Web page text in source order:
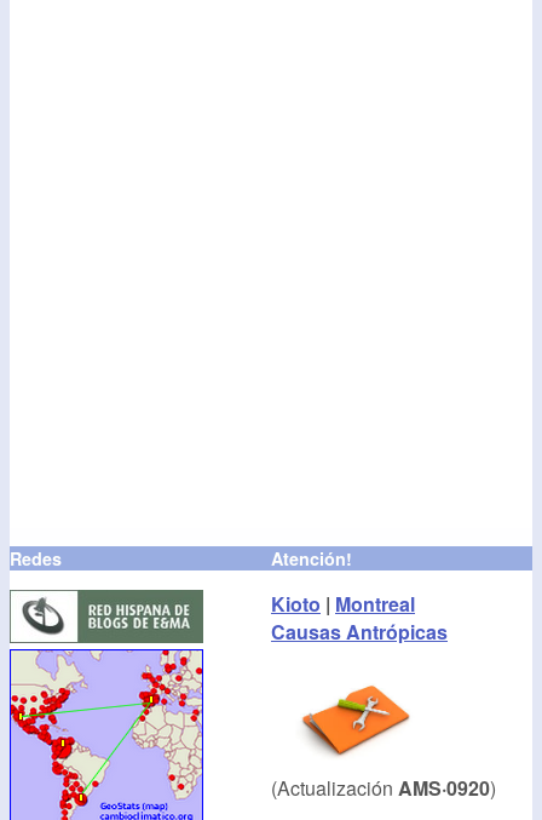
Redes Atención!
Kioto | Montreal
Causas Antrópicas
(Actualización AMS·0920)